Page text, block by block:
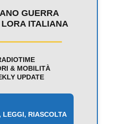
GUERRA
ITALIANA
& MOBILITÀ
UPDATE
LEGGI, RIASCOLTA